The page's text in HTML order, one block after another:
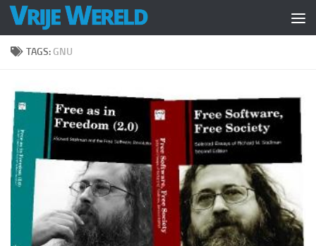
Doorgaan naar inhoud
TAGS: GNU